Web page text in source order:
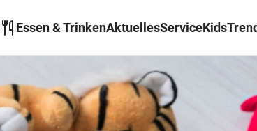
Essen & TrinkenAktuellesServiceKids
Suche schließen